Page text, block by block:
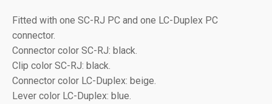
Fitted with one SC-RJ PC and one LC-Duplex PC
connector.
Connector color SC-RJ: black.
Clip color SC-RJ: black.
Connector color LC-Duplex: beige.
Lever color LC-Duplex: blue.